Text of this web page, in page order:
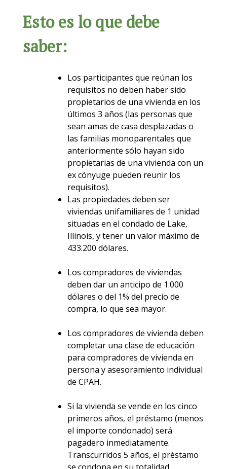
Esto es lo que debe
saber:
Los participantes que reúnan los
requisitos no deben haber sido
propietarios de una vivienda en los
últimos 3 años (las personas que
sean amas de casa desplazadas o
las familias monoparentales que
anteriormente sólo hayan sido
propietarias de una vivienda con un
ex cónyuge pueden reunir los
requisitos).
Las propiedades deben ser
viviendas unifamiliares de 1 unidad
situadas en el condado de Lake,
Illinois, y tener un valor máximo de
433.200 dólares.
Los compradores de viviendas
deben dar un anticipo de 1.000
dólares o del 1% del precio de
compra, lo que sea mayor.
Los compradores de vivienda deben
completar una clase de educación
para compradores de vivienda en
persona y asesoramiento individual
de CPAH.
Si la vivienda se vende en los cinco
primeros años, el préstamo (menos
el importe condonado) será
pagadero inmediatamente.
Transcurridos 5 años, el préstamo